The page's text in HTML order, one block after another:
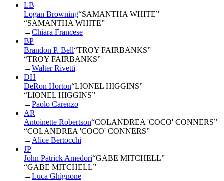
LB
Logan Browning“SAMANTHA WHITE”
“SAMANTHA WHITE”
→Chiara Francese
BP
Brandon P. Bell“TROY FAIRBANKS”
“TROY FAIRBANKS”
→Walter Rivetti
DH
DeRon Horton“LIONEL HIGGINS”
“LIONEL HIGGINS”
→Paolo Carenzo
AR
Antoinette Robertson“COLANDREA 'COCO' CONNERS”
“COLANDREA 'COCO' CONNERS”
→ Alice Bertocchi
JP
John Patrick Amedori“GABE MITCHELL”
“GABE MITCHELL”
→Luca Ghignone